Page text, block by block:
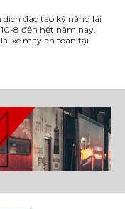
đào tạo kỹ năng lái
8 đến hết năm nay.
xe máy an toàn tại